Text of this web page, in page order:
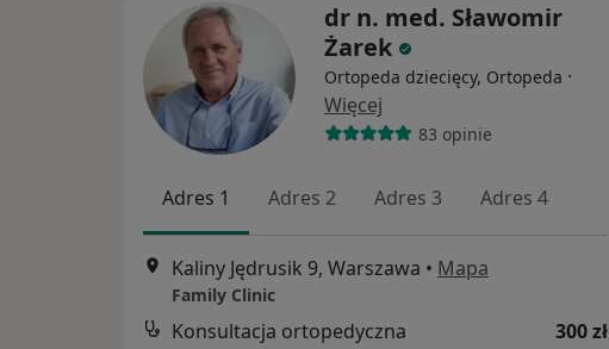
dr n. med. Sławomir
Żarek
Ortopeda dziecięcy, Ortopeda ·
Więcej
83 opinie
Adres 1 Adres 2 Adres 3 Adres 4
Kaliny Jędrusik 9, Warszawa • Mapa
Family Clinic
Konsultacja ortopedyczna 300 zł